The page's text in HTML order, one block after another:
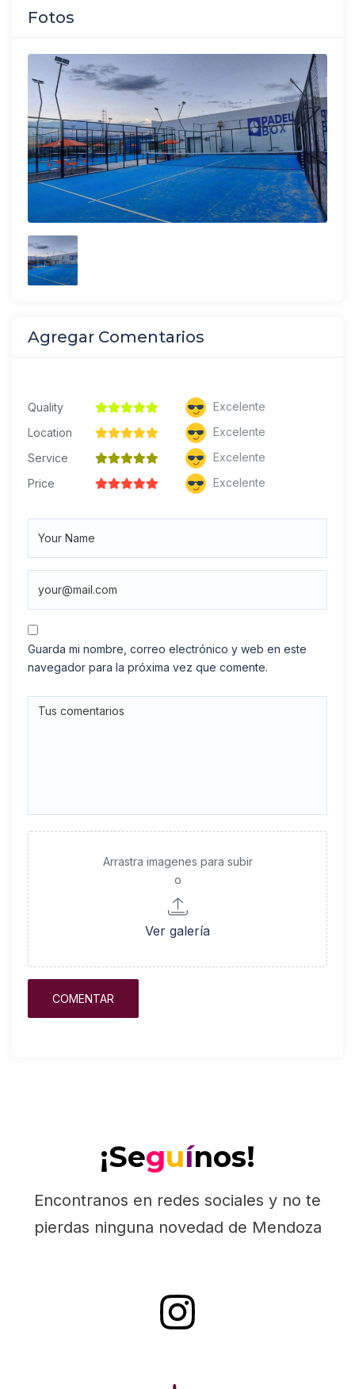
Fotos
Agregar Comentarios
Quality
Excelente
Location
Excelente
Service
Excelente
Price
Excelente
Guarda mi nombre, correo electrónico y web en este
navegador para la próxima vez que comente.
Arrastra imagenes para subir
o
Ver galería
¡Seguínos!
Encontranos en redes sociales y no te
pierdas ninguna novedad de Mendoza